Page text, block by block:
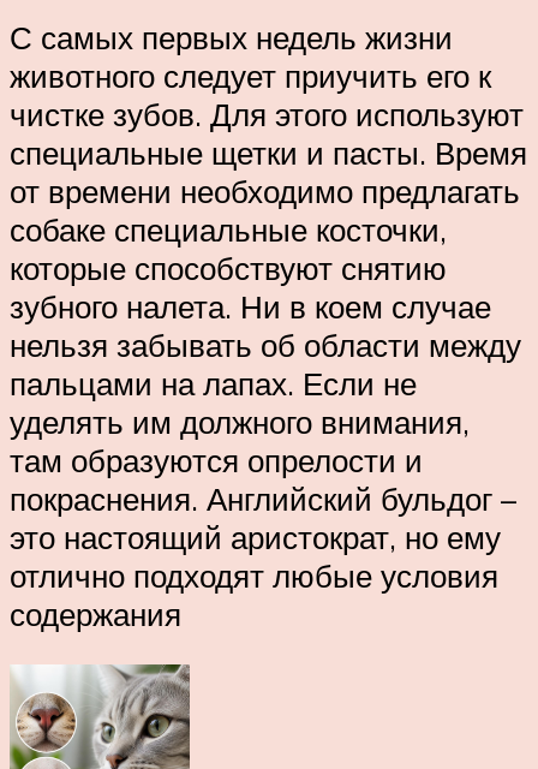
С самых первых недель жизни
животного следует приучить его к
чистке зубов. Для этого используют
специальные щетки и пасты. Время
от времени необходимо предлагать
собаке специальные косточки,
которые способствуют снятию
зубного налета. Ни в коем случае
нельзя забывать об области между
пальцами на лапах. Если не
уделять им должного внимания,
там образуются опрелости и
покраснения. Английский бульдог –
это настоящий аристократ, но ему
отлично подходят любые условия
содержания